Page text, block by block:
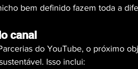
bem definido fazem toda a
canal
do YouTube, o próximo
Isso inclui: